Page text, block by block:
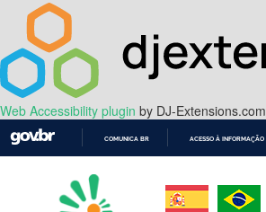
Web Accessibility plugin by DJ-Extensions.com
CONTEÚDO
COMUNICA BR ACESSO À INFORMAÇÃO